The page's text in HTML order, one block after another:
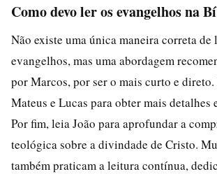
Como devo ler os evangelhos na
Não existe uma única maneira correta de
evangelhos, mas uma abordagem
por Marcos, por ser o mais curto e
Mateus e Lucas para obter mais detalhes
Por fim, leia João para aprofundar a
teológica sobre a divindade de Cristo.
também praticam a leitura contínua,